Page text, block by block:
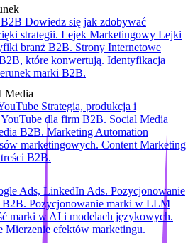
Dowiedz się jak zdobywać
strategii. Lejek Marketingowy Lejki
branż B2B. Strony Internetowe
które konwertują. Identyfikacja
marki B2B.
Media
Strategia, produkcja i
dla firm B2B. Social Media
B2B.Marketing Automation
marketingowych. Content Marketing
B2B.
Ads, LinkedIn Ads. Pozycjonowanie
B2B. Pozycjonowanie marki w LLM
marki w AI i modelach językowych.
Mierzenie efektów marketingu.